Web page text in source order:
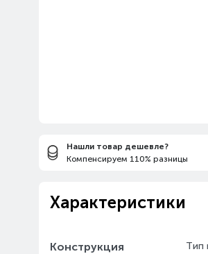
Нашли товар дешевле?
Компенсируем 110% разницы
Характеристики
Конструкция Тип